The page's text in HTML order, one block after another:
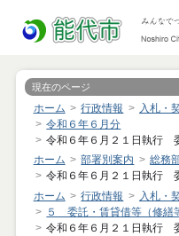
現在のページ
ホーム 行政情報 入札・
令和６年６月分
令和６年６月２１日執行
ホーム
部署別案内 総務
令和６年６月２１日執行
ホーム
行政情報 入札・
５ 委託・賃貸借等（修繕
令和６年６月２１日執行